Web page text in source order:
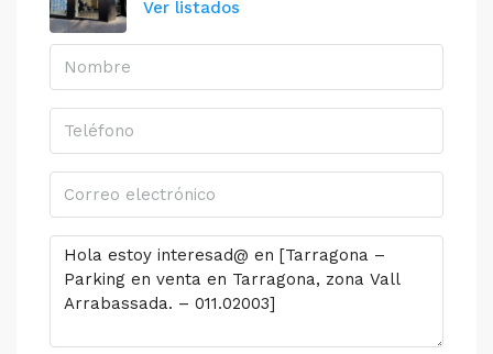
Ver listados